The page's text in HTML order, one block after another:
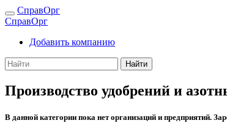
СправОрг
СправОрг
Добавить компанию
Найти
Производство удобрений и
В данной категории пока нет организаций и предприятий.